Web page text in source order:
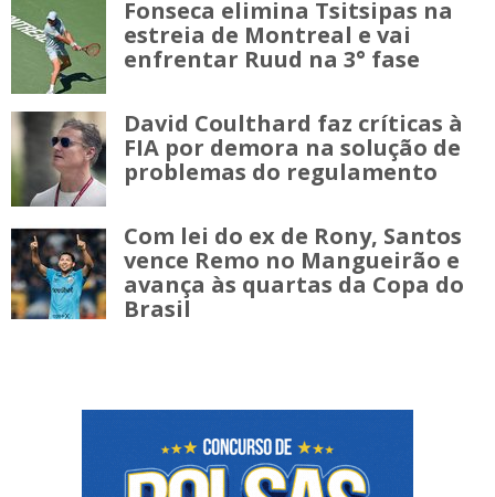
Fonseca elimina Tsitsipas na
estreia de Montreal e vai
enfrentar Ruud na 3° fase
David Coulthard faz críticas à
FIA por demora na solução de
problemas do regulamento
Com lei do ex de Rony, Santos
vence Remo no Mangueirão e
avança às quartas da Copa do
Brasil